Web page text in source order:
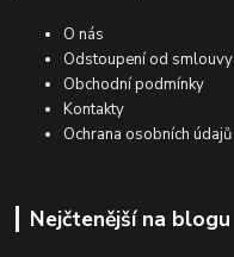
O nás
Odstoupení od smlouvy
Obchodní podmínky
Kontakty
Ochrana osobních údajů
Nejčtenější na blogu